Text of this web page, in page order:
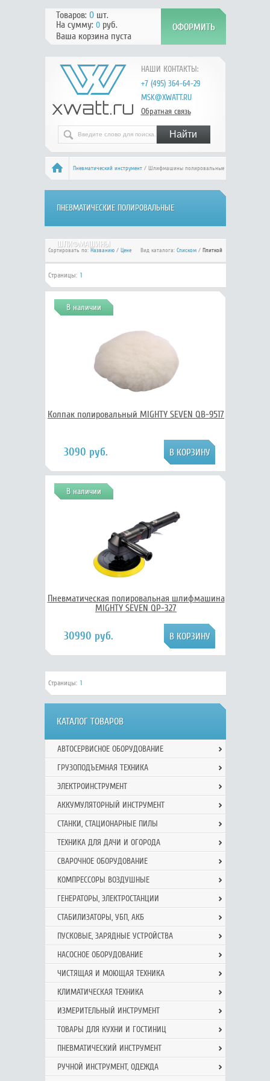
НАШИ КОНТАКТЫ:
+7 (495) 364-64-29
MSK@XWATT.RU
Обратная связь
Товаров: 0шт.
На сумму: 0руб.
Ваша корзина пуста
Пневматический инструмент/ Шлифмашины полировальные
ПНЕВМАТИЧЕСКИЕ ПОЛИРОВАЛЬНЫЕ
ШЛИФМАШИНЫ
Сортировать по: Названию/ Цене Вид каталога: Списком/ Плиткой
Страницы: 1
В наличии
Колпак полировальный MIGHTY SEVEN QB-9517
3090 руб.
В наличии
Пневматическая полировальная шлифмашина
MIGHTY SEVEN QP-327
30990 руб.
Страницы: 1
КАТАЛОГ ТОВАРОВ
АВТОСЕРВИСНОЕ ОБОРУДОВАНИЕ
ГРУЗОПОДЪЕМНАЯ ТЕХНИКА
ЭЛЕКТРОИНСТРУМЕНТ
АККУМУЛЯТОРНЫЙ ИНСТРУМЕНТ
СТАНКИ, СТАЦИОНАРНЫЕ ПИЛЫ
ТЕХНИКА ДЛЯ ДАЧИ И ОГОРОДА
СВАРОЧНОЕ ОБОРУДОВАНИЕ
КОМПРЕССОРЫ ВОЗДУШНЫЕ
ГЕНЕРАТОРЫ, ЭЛЕКТРОСТАНЦИИ
СТАБИЛИЗАТОРЫ, УБП, АКБ
ПУСКОВЫЕ, ЗАРЯДНЫЕ УСТРОЙСТВА
НАСОСНОЕ ОБОРУДОВАНИЕ
ЧИСТЯЩАЯ И МОЮЩАЯ ТЕХНИКА
КЛИМАТИЧЕСКАЯ ТЕХНИКА
ИЗМЕРИТЕЛЬНЫЙ ИНСТРУМЕНТ
ТОВАРЫ ДЛЯ КУХНИ И ГОСТИНИЦ
ПНЕВМАТИЧЕСКИЙ ИНСТРУМЕНТ
РУЧНОЙ ИНCТРУМЕНТ, ОДЕЖДА